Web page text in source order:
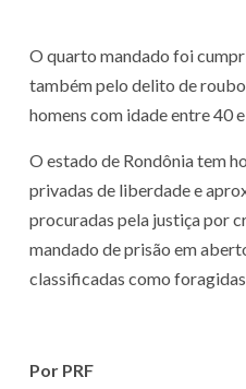
O quarto mandado foi
também pelo delito de
homens com idade entre 40
O estado de Rondônia tem
privadas de liberdade e
procuradas pela justiça por
mandado de prisão em
classificadas como
Por PRF